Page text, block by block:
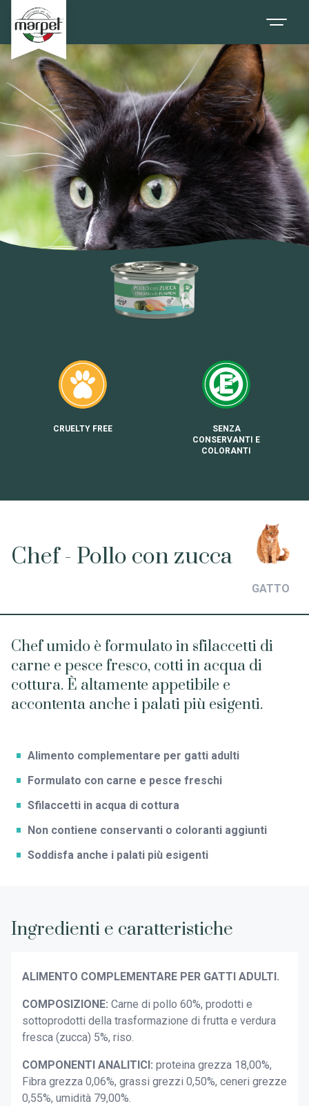
Chef - Pollo con zucca
GATTO
Chef umido è formulato in sfilaccetti di
carne e pesce fresco, cotti in acqua di
cottura. È altamente appetibile e
accontenta anche i palati più esigenti.
Alimento complementare per gatti adulti
Formulato con carne e pesce freschi
Sfilaccetti in acqua di cottura
Non contiene conservanti o coloranti aggiunti
Soddisfa anche i palati più esigenti
CRUELTY FREE
SENZA
CONSERVANTI E
COLORANTI
Ingredienti e caratteristiche
ALIMENTO COMPLEMENTARE PER GATTI ADULTI.
COMPOSIZIONE: Carne di pollo 60%, prodotti e
sottoprodotti della trasformazione di frutta e verdura
fresca (zucca) 5%, riso.
COMPONENTI ANALITICI: proteina grezza 18,00%,
Fibra grezza 0,06%, grassi grezzi 0,50%, ceneri grezze
0,55%, umidità 79,00%.